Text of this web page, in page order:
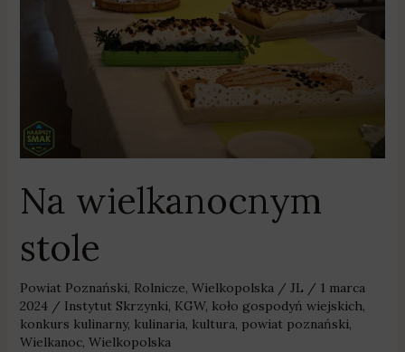
Na wielkanocnym
stole
Powiat Poznański, Rolnicze, Wielkopolska/ JL / 1 marca
2024 / Instytut Skrzynki, KGW, koło gospodyń wiejskich,
konkurs kulinarny, kulinaria, kultura, powiat poznański,
Wielkanoc, Wielkopolska